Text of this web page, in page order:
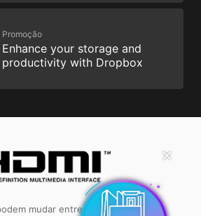
✕
Promoção
Enhance your storage and
productivity with Dropbox
mudar entre regiões sem aviso